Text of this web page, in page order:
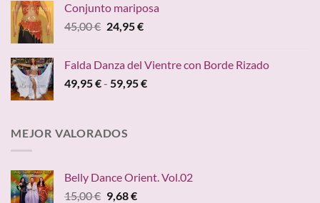
desde
149,00 €
Conjunto mariposa
45,00€ El
era:
45,00 €.
24,95€El
es:
24,95 €.
Falda Danza del Vientre con Borde Rizado
49,95€- 59,95€Rango
59,95 €
MEJOR VALORADOS
Belly Dance Orient. Vol.02
15,00€ El
9,68€El